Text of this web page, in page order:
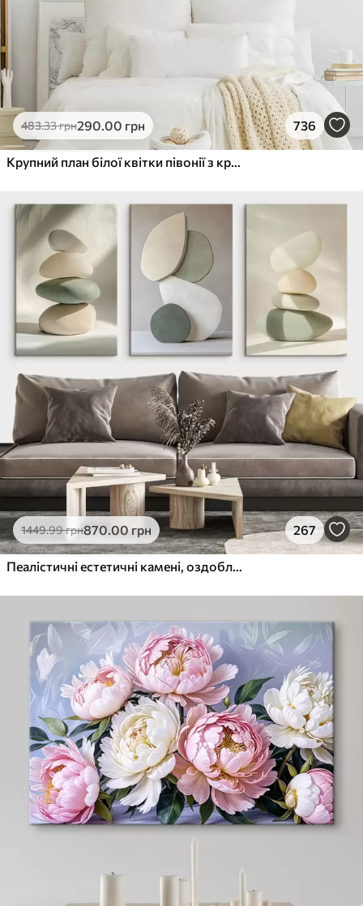
483.33грн290.00 грн 736
Крупний план білої квітки півонії з крапельками води на пелюстках на розмитому фоні
1449.99грн870.00 грн 267
Пеалістичні естетичні камені, оздоблення будинку, природне освітлення